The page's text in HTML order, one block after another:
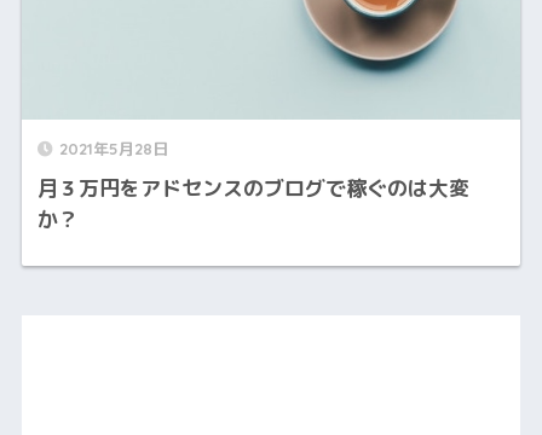
2021年5月28日
月３万円をアドセンスのブログで稼ぐのは大変
か？